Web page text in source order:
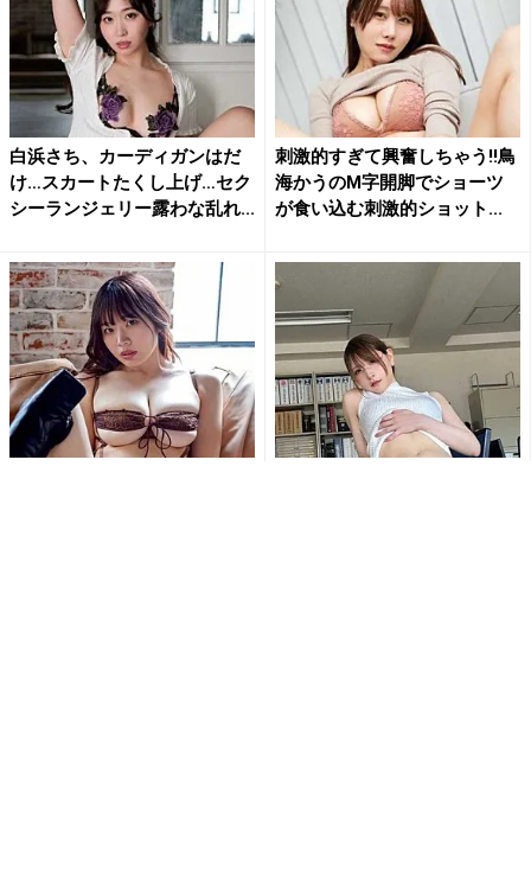
白浜さち、カーディガンはだ
け…スカートたくし上げ…セク
シーランジェリー露わな乱れ...
刺激的すぎて興奮しちゃう!!鳥
海かうのM字開脚でショーツ
が食い込む刺激的ショット...